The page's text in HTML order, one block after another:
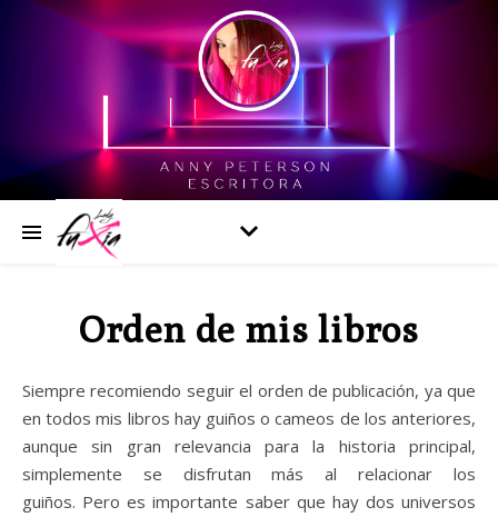
Orden de mis libros
Siempre recomiendo seguir el orden de publicación, ya que
en todos mis libros hay guiños o cameos de los anteriores,
aunque sin gran relevancia para la historia principal,
simplemente se disfrutan más al relacionar los
guiños. Pero es importante saber que hay dos universos